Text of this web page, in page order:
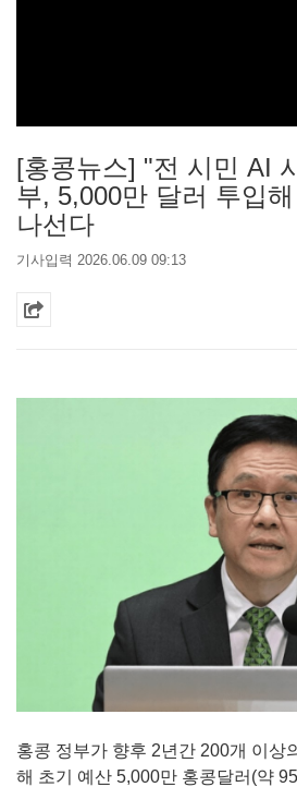
[홍콩뉴스] "전 시민 AI
부, 5,000만 달러 투입
나선다
기사입력 2026.06.09 09:13
홍콩 정부가 향후 2년간 200개 이상
해 초기 예산 5,000만 홍콩달러(약